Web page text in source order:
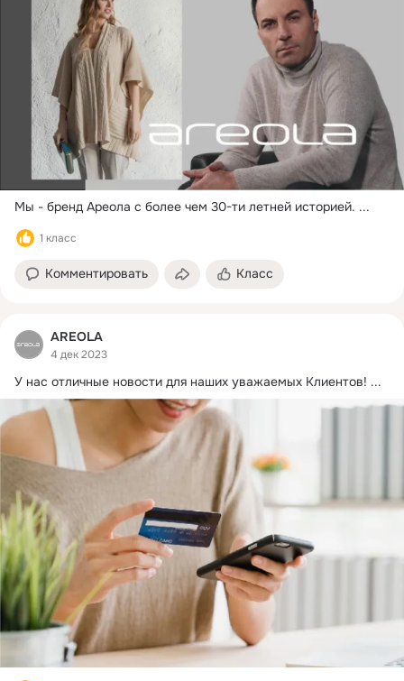
Мы - бренд Ареола с более чем 30-ти летней историей. ...
1 класс
Комментировать Класс
AREOLA
4 дек 2023
У нас отличные новости для наших уважаемых Клиентов! ...